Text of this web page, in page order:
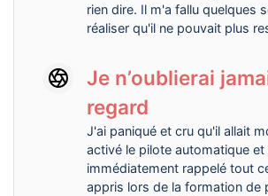
rien dire. Il m'a fallu quelques
réaliser qu'il ne pouvait plus
Je n’oublierai
regard
J'ai paniqué et cru qu'il allait
activé le pilote automatique et
immédiatement rappelé tout
appris lors de la formation de